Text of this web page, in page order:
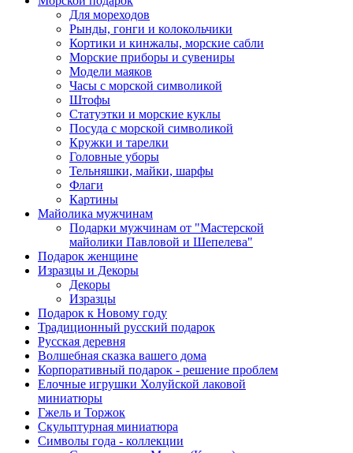
Для мореходов
Рынды, гонги и колокольчики
Кортики и кинжалы, морские сабли
Морские приборы и сувениры
Модели маяков
Часы с морской символикой
Штофы
Статуэтки и морские куклы
Посуда с морской символикой
Кружки и тарелки
Головные уборы
Тельняшки, майки, шарфы
Флаги
Картины
Майолика мужчинам
Подарки мужчинам от "Мастерской
майолики Павловой и Шепелева"
Подарок женщине
Изразцы и Декоры
Декоры
Изразцы
Подарок к Новому году
Традиционный русский подарок
Русская деревня
Волшебная сказка вашего дома
Корпоративный подарок - решение проблем
Елочные игрушки Холуйской лаковой
миниатюры
Гжель и Торжок
Скульптурная миниатюра
Символы года - коллекции